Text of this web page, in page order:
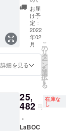
※希望小
売価格3
25,740
円（税
込）の
とこ
ろ、
40％
円（送
料別）
でお届
けいた
しま
お届
け予
定：
2022
年02
月
詳細を見る
こ
の
リ
タ
ー
ン
を
選
択
す
る
25,
482 円
在庫な
し
・
LaBOC